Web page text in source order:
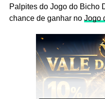
Palpites do Jogo do Bicho
chance de ganhar no Jogo